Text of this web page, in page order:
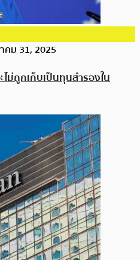
คม 31, 2025
ไม่ถูกเก็บเป็นทุนสำรองใน